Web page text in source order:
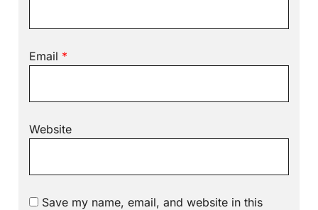
Email *
Website
Save my name, email, and website in this